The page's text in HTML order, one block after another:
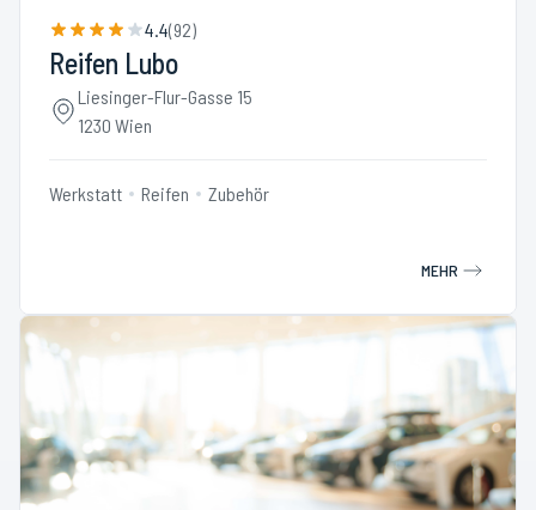
4.4(92)
Reifen Lubo
Liesinger-Flur-Gasse 15
1230 Wien
Werkstatt Reifen Zubehör
MEHR